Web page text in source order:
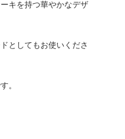
キを持つ華やかなデザ
としてもお使いくださ
。